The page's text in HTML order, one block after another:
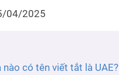
đầu
04/2025
nào có tên viết tắt là UAE?